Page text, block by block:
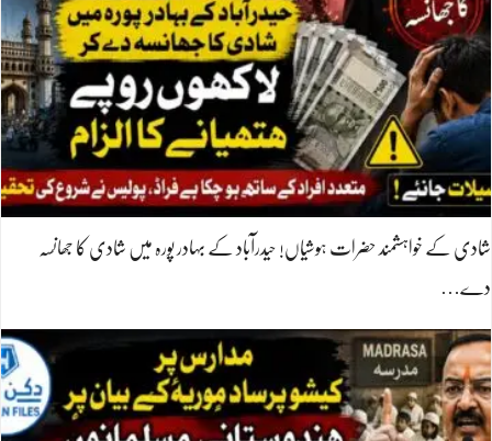
شادی کے خواہشمند حضرات ہوشیاں! حیدرآباد کے بہادر پورہ میں شادی کا جھانسہ
دے…